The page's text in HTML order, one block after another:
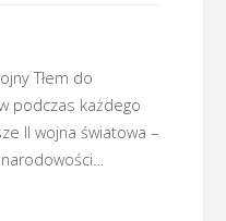
Tłem do
podczas każdego
II wojna światowa –